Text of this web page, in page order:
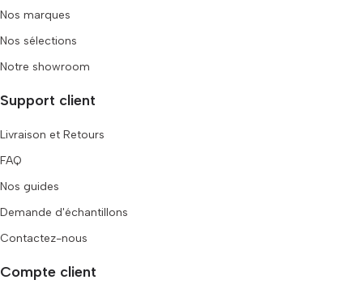
Nos marques
Nos sélections
Notre showroom
Support client
Livraison et Retours
FAQ
Nos guides
Demande d'échantillons
Contactez-nous
Compte client